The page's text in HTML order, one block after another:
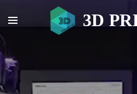
direct
hoofdinhoud
3D